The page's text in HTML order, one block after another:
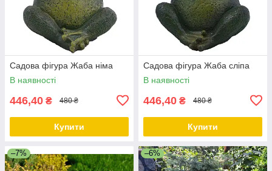
Садова фігура Жаба німа
В наявності
446,40 ₴ 480 ₴
Купити
Садова фігура Жаба сліпа
В наявності
446,40 ₴ 480 ₴
Купити
–7% –6%